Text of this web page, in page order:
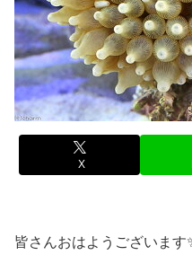
X
皆さんおはようございます